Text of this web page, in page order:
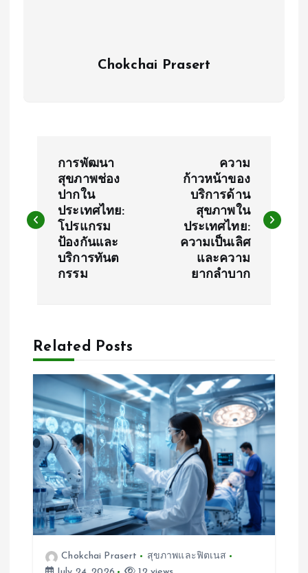
Chokchai Prasert
s
v
g
a
t
การพัฒนา
สุขภาพช่อง
ปากใน
ประเทศไทย:
โปรแกรม
ป้องกันและ
บริการทันต
กรรม
ความ
ก้าวหน้าของ
บริการด้าน
สุขภาพใน
ประเทศไทย:
ความเป็นเลิศ
และความ
ยากลำบาก
Related Posts
Chokchai Prasert
สุขภาพและฟิตเนส